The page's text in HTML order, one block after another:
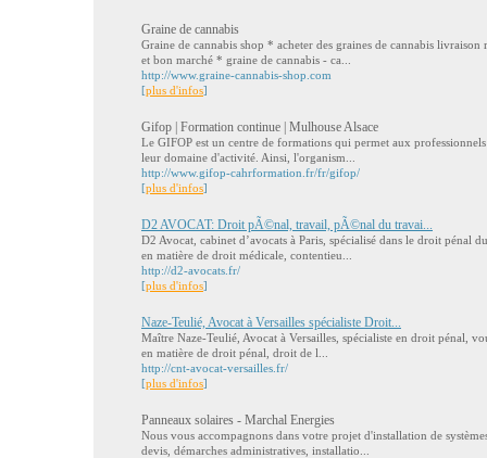
Graine de cannabis
Graine de cannabis shop * acheter des graines de cannabis
et bon marché * graine de cannabis - ca...
http://www.graine-cannabis-shop.com
[plus d'infos]
Gifop | Formation continue | Mulhouse Alsace
Le GIFOP est un centre de formations qui permet aux
leur domaine d'activité. Ainsi, l'organism...
http://www.gifop-cahrformation.fr/fr/gifop/
[plus d'infos]
D2 AVOCAT: Droit pÃ©nal, travail, pÃ©nal du travai...
D2 Avocat, cabinet d’avocats à Paris, spécialisé dans le droit pénal
en matière de droit médicale, contentieu...
http://d2-avocats.fr/
[plus d'infos]
Naze-Teulié, Avocat à Versailles spécialiste Droit...
Maître Naze-Teulié, Avocat à Versailles, spécialiste en droit pénal,
en matière de droit pénal, droit de l...
http://cnt-avocat-versailles.fr/
[plus d'infos]
Panneaux solaires - Marchal Energies
Nous vous accompagnons dans votre projet d'installation de
devis, démarches administratives, installatio...